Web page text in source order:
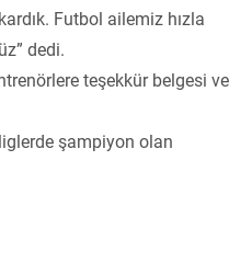
Futbol ailemiz hızla
dedi.
teşekkür belgesi ve
şampiyon olan